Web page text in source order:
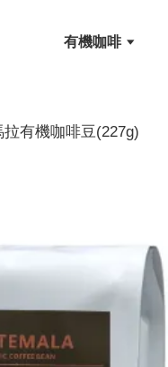
有機咖啡
有機咖啡豆(227g)